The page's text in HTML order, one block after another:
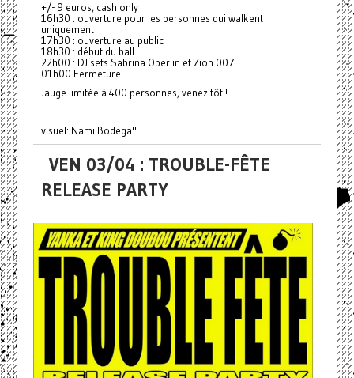
+/- 9 euros, cash only
16h30 : ouverture pour les personnes qui walkent
uniquement
17h30 : ouverture au public
18h30 : début du ball
22h00 : DJ sets Sabrina Oberlin et Zion 007
01h00 Fermeture
Jauge limitée à 400 personnes, venez tôt !
visuel: Nami Bodega"
VEN 03/04 : TROUBLE-FÊTE
RELEASE PARTY